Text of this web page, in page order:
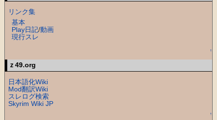
リンク集
基本
Play日記/動画
現行スレ
↑
ｚ49.org
日本語化Wiki
Mod翻訳Wiki
スレログ検索
Skyrim Wiki JP
↑